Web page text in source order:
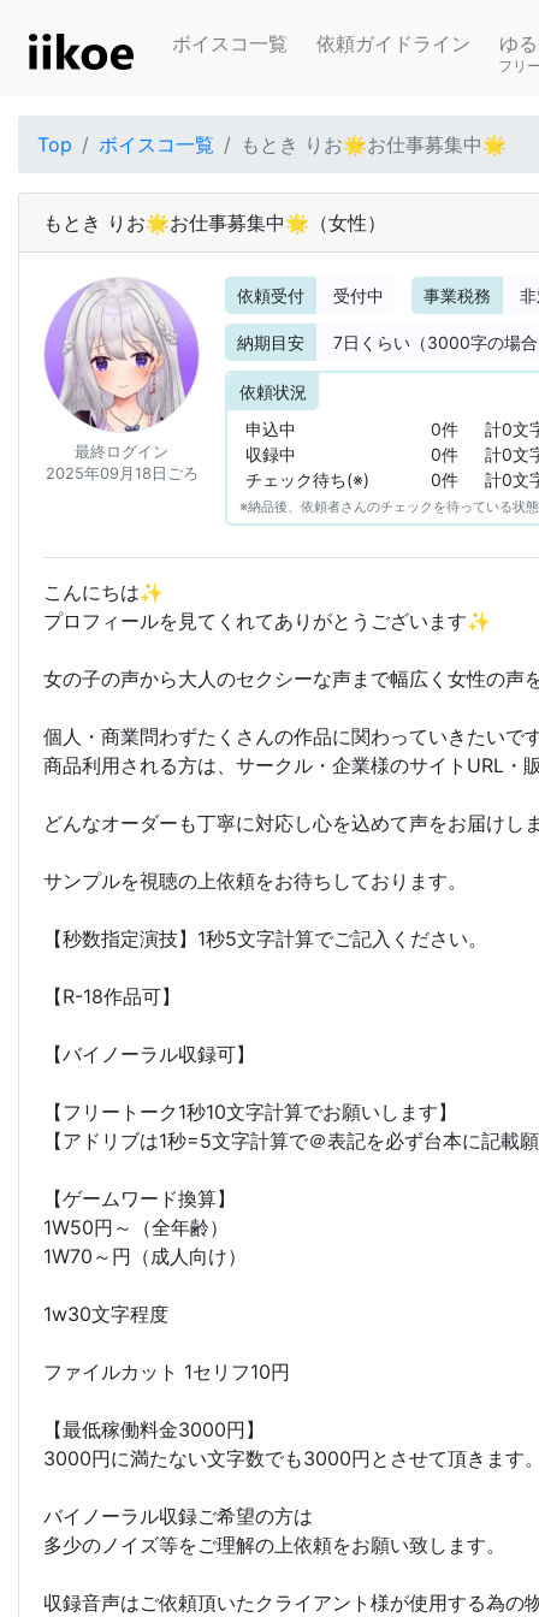
ボイスコ一覧 依頼ガイドライン ゆ
フリ
Top ボイスコ一覧 もとき りお🌟お仕事募集中🌟
もとき りお🌟お仕事募集中🌟 （女性）
最終ログイン
2025年09月18日ごろ
依頼受付 受付中 事業税務
納期目安 7日くらい（3000字の場
依頼状況
申込中
0件
計0文
収録中
0件
計0文
チェック待ち(※)
0件 計0文
※納品後、依頼者さんのチェックを待っている状態
こんにちは✨
プロフィールを見てくれてありがとうございます✨
女の子の声から大人のセクシーな声まで幅広く女性の声
個人・商業問わずたくさんの作品に関わっていきたいで
商品利用される方は、サークル・企業様のサイトURL
どんなオーダーも丁寧に対応し心を込めて声をお届けし
サンプルを視聴の上依頼をお待ちしております。
【秒数指定演技】1秒5文字計算でご記入ください。
【R-18作品可】
【バイノーラル収録可】
【フリートーク1秒10文字計算でお願いします】
【アドリブは1秒=5文字計算で＠表記を必ず台本に記載
【ゲームワード換算】
1W50円～（全年齢）
1W70～円（成人向け）
1w30文字程度
ファイルカット 1セリフ10円
【最低稼働料金3000円】
3000円に満たない文字数でも3000円とさせて頂きます
バイノーラル収録ご希望の方は
多少のノイズ等をご理解の上依頼をお願い致します。
収録音声はご依頼頂いたクライアント様が使用する為